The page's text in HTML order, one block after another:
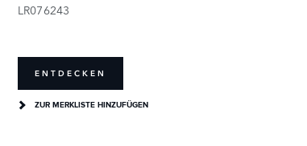
LR076243
ENTDECKEN
ZUR MERKLISTE HINZUFÜGEN